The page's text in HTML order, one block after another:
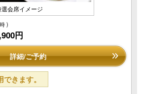
会席イメージ
)
円
詳細/ご予約
きます。